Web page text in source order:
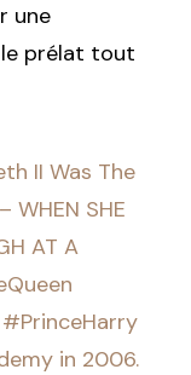
une
prélat tout
II Was The
WHEN SHE
AT A
#PrinceHarry
in 2006.